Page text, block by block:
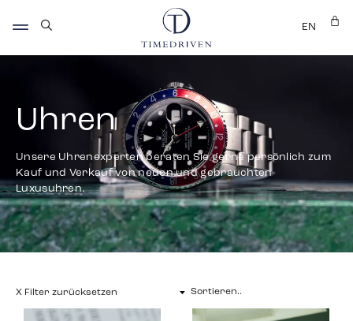
EN
Uhren
Unsere Uhrenexperten beraten Sie gerne persönlich zum
Kauf und Verkauf von neuen und gebrauchten
Luxusuhren.
X Filter zurücksetzen